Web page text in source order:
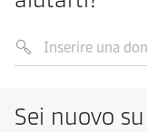
Sei nuovo